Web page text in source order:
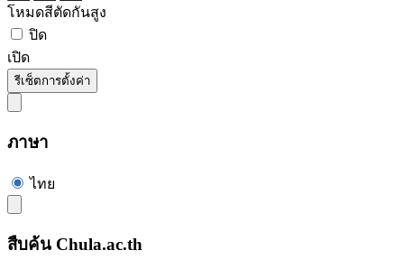
โหมดสีตัดกันสูง
ปิด
เปิด
รีเซ็ตการตั้งค่า
ภาษา
ไทย
สืบค้น Chula.ac.th